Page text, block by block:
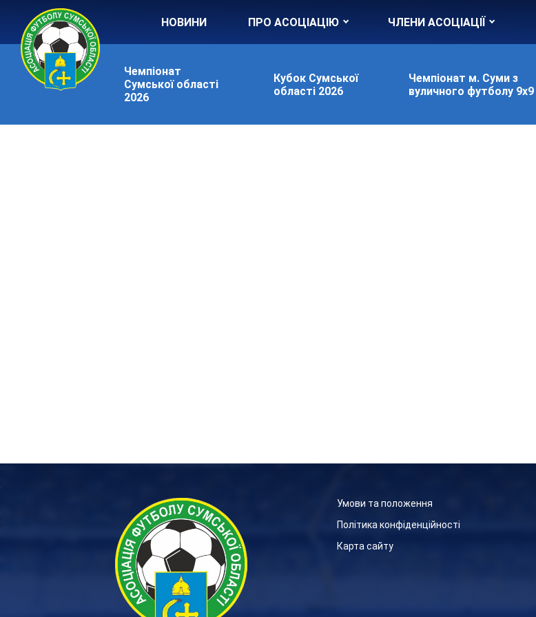
НОВИНИ ПРО АСОЦІАЦІЮ ЧЛЕНИ АСОЦІАЦІЇ
Чемпіонат
Сумської області
2026
Кубок Сумської
області 2026
Чемпіонат м. Суми з
вуличного футболу 9х9
Умови та положення
Політика конфіденційності
Карта сайту